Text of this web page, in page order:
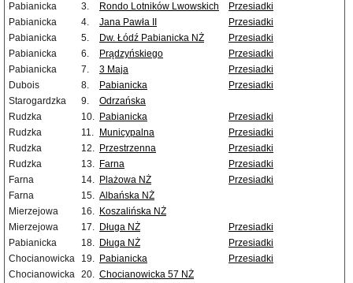
Pabianicka
3. Rondo Lotników Lwowskich
Przesiadki
Pabianicka
4. Jana Pawła II
Przesiadki
Pabianicka
5. Dw. Łódź Pabianicka NŻ
Przesiadki
Pabianicka
6. Prądzyńskiego
Przesiadki
Pabianicka
7. 3 Maja
Przesiadki
Dubois
8. Pabianicka
Przesiadki
Starogardzka
9.
Odrzańska
Rudzka
10. Pabianicka
Przesiadki
Rudzka
11. Municypalna
Przesiadki
Rudzka
12. Przestrzenna
Przesiadki
Rudzka
13. Farna
Przesiadki
Farna
14. Plażowa NŻ
Przesiadki
Farna
15. Albańska NŻ
Mierzejowa
16. Koszalińska NŻ
Mierzejowa
17. Długa NŻ
Przesiadki
Pabianicka
18. Długa NŻ
Przesiadki
Chocianowicka
19. Pabianicka
Przesiadki
Chocianowicka 20. Chocianowicka 57 NŻ